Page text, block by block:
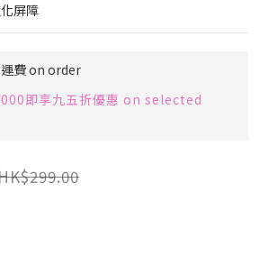
屏障
費 on order
即享九五折優惠 on selected